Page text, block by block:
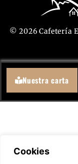
Cookies
© 2026 Cafetería
Nuestra carta